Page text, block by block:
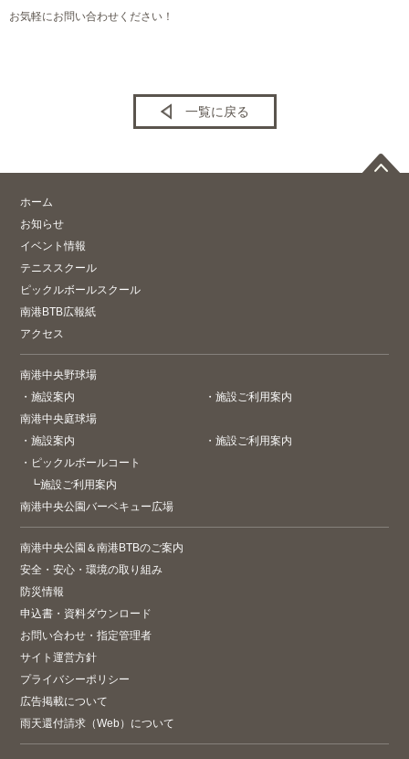
お気軽にお問い合わせください！
一覧に戻る
ホーム
お知らせ
イベント情報
テニススクール
ピックルボールスクール
南港BTB広報紙
アクセス
南港中央野球場
・施設案内 ・ 施設ご利用案内
南港中央庭球場
・施設案内 ・ 施設ご利用案内
・ ピックルボールコート
┗施設ご利用案内
南港中央公園バーベキュー広場
南港中央公園＆南港BTBのご案内
安全・安心・環境の取り組み
防災情報
申込書・資料ダウンロード
お問い合わせ・指定管理者
サイト運営方針
プライバシーポリシー
広告掲載について
雨天還付請求（Web）について